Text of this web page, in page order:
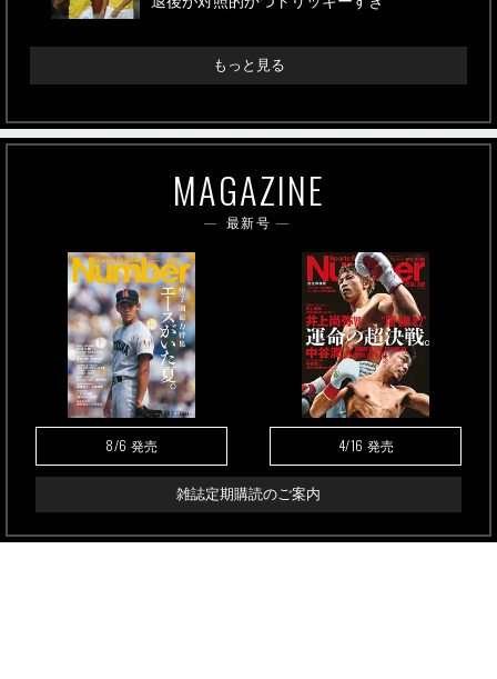
もっと見る
MAGAZINE
最新号
8/6 発売 4/16 発売
雑誌定期購読のご案内